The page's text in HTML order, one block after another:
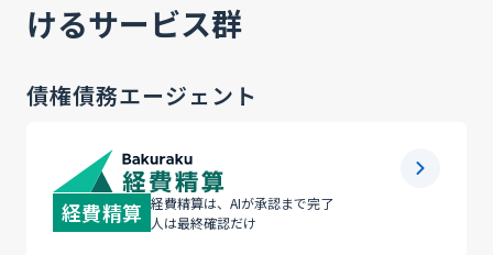
けるサービス群
債権債務エージェント
経費精算 経費精算は、AIが承認まで完了
人は最終確認だけ